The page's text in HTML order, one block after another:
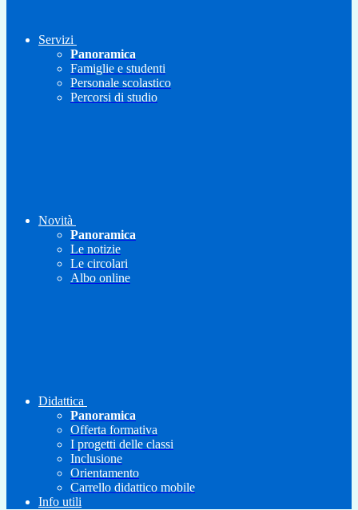
Servizi
Panoramica
Famiglie e studenti
Personale scolastico
Percorsi di studio
Novità
Panoramica
Le notizie
Le circolari
Albo online
Didattica
Panoramica
Offerta formativa
I progetti delle classi
Inclusione
Orientamento
Carrello didattico mobile
Info utili